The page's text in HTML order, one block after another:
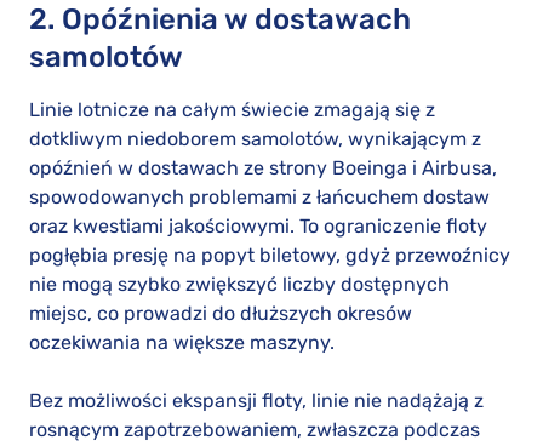
2. Opóźnienia w dostawach
samolotów
Linie lotnicze na całym świecie zmagają się z
dotkliwym niedoborem samolotów, wynikającym z
opóźnień w dostawach ze strony Boeinga i Airbusa,
spowodowanych problemami z łańcuchem dostaw
oraz kwestiami jakościowymi. To ograniczenie floty
pogłębia presję na popyt biletowy, gdyż przewoźnicy
nie mogą szybko zwiększyć liczby dostępnych
miejsc, co prowadzi do dłuższych okresów
oczekiwania na większe maszyny.
Bez możliwości ekspansji floty, linie nie nadążają z
rosnącym zapotrzebowaniem, zwłaszcza podczas